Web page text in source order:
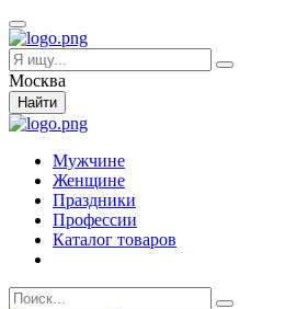
Москва
Найти
Мужчине
Женщине
Праздники
Профессии
Каталог товаров